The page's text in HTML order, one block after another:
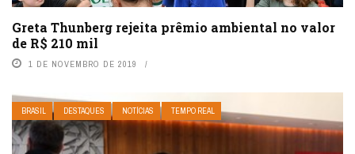
Greta Thunberg rejeita prêmio ambiental no valor
de R$ 210 mil
1 DE NOVEMBRO DE 2019
BRASIL DESTAQUES NOTÍCIAS TEMPO REAL